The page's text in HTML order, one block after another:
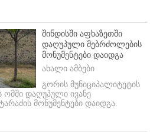
შინდისში აფხაზეთში
დაღუპული მებრძოლების
მონუმენტები დაიდგა
ახალი ამბები
გორის მუნიციპალიტეტის
დაღუპული ივანე
მონუმენტები დაიდგა.